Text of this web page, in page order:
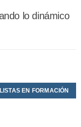
lo dinámico
EN FORMACIÓN